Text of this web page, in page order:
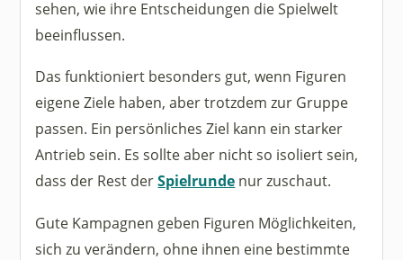
sehen, wie ihre Entscheidungen die Spielwelt
beeinflussen.
Das funktioniert besonders gut, wenn Figuren
eigene Ziele haben, aber trotzdem zur Gruppe
passen. Ein persönliches Ziel kann ein starker
Antrieb sein. Es sollte aber nicht so isoliert sein,
dass der Rest derSpielrunde nur zuschaut.
Gute Kampagnen geben Figuren Möglichkeiten,
sich zu verändern, ohne ihnen eine bestimmte